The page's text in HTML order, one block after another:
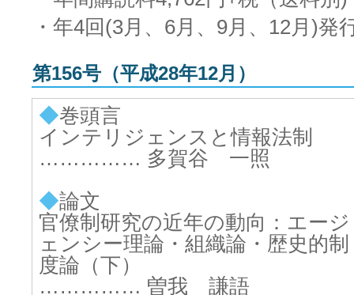
・年4回(3月、6月、9月、12月)発
第156号（平成28年12月）
◆巻頭言
インテリジェンスと情報法制
…………… 多賀谷 一照
◆論文
官僚制研究の近年の動向：エージ
ェンシー理論・組織論・歴史的制
度論（下）
…………… 曽我 謙語